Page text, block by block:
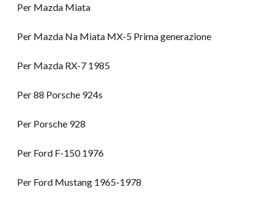
Per Mazda Miata
Per Mazda Na Miata MX-5 Prima generazione
Per Mazda RX-7 1985
Per 88 Porsche 924s
Per Porsche 928
Per Ford F-150 1976
Per Ford Mustang 1965-1978